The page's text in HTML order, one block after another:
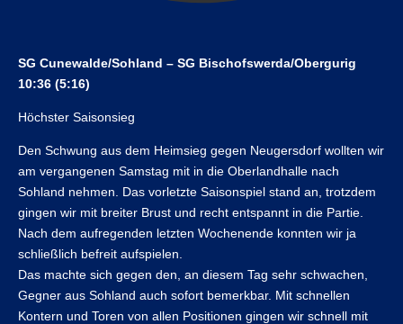
SG Cunewalde/Sohland – SG Bischofswerda/Obergurig
10:36 (5:16)
Höchster Saisonsieg
Den Schwung aus dem Heimsieg gegen Neugersdorf wollten wir
am vergangenen Samstag mit in die Oberlandhalle nach
Sohland nehmen. Das vorletzte Saisonspiel stand an, trotzdem
gingen wir mit breiter Brust und recht entspannt in die Partie.
Nach dem aufregenden letzten Wochenende konnten wir ja
schließlich befreit aufspielen.
Das machte sich gegen den, an diesem Tag sehr schwachen,
Gegner aus Sohland auch sofort bemerkbar. Mit schnellen
Kontern und Toren von allen Positionen gingen wir schnell mit